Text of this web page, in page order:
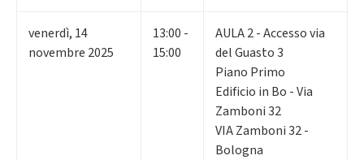
venerdì, 14
novembre 2025
13:00 -
15:00
AULA 2 - Accesso via
del Guasto 3
Piano Primo
Edificio in Bo - Via
Zamboni 32
VIA Zamboni 32 -
Bologna